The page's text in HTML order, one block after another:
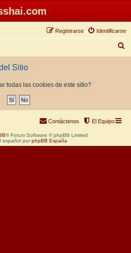
Identificarse
Registrarse
u
Sitio
todas las cookies de este sitio?
El Equipo
Contáctenos
® Forum Software © phpBB Limited
español por phpBB España